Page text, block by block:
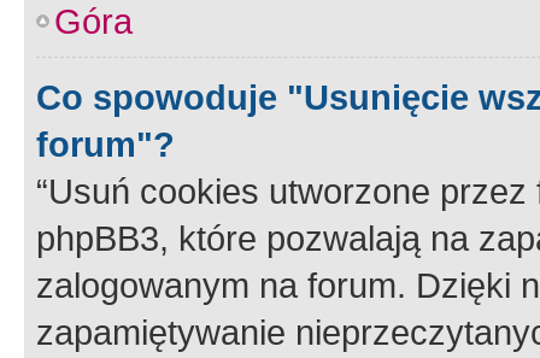
Góra
Co spowoduje "Usunięcie
forum"?
“Usuń cookies utworzone
phpBB3, które pozwalają na
zalogowanym na forum. Dzięki
zapamiętywanie